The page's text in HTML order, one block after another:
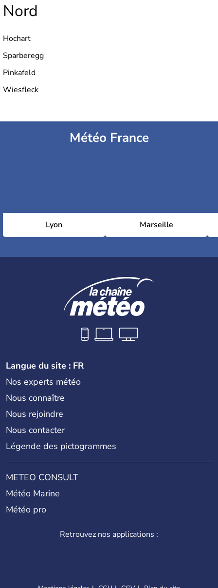
Nord
Hochart
Sparberegg
Pinkafeld
Wiesfleck
Météo France
Lyon Marseille
Langue du site : FR
Nos experts météo
Nous connaître
Nous rejoindre
Nous contacter
Légende des pictogrammes
METEO CONSULT
Météo Marine
Météo pro
Retrouvez nos applications :